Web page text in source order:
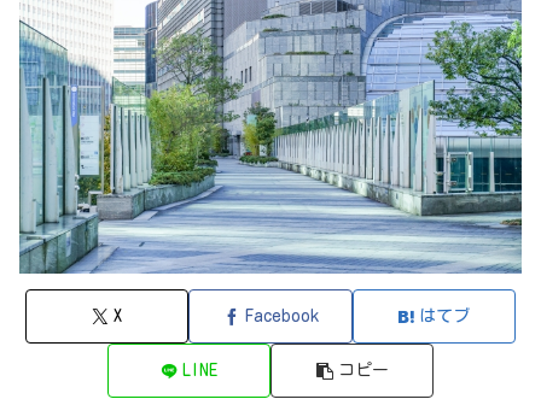
X Facebook はてブ
LINE コピー